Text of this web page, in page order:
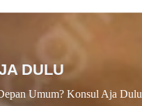
DULU
Umum? Konsul Aja Dulu